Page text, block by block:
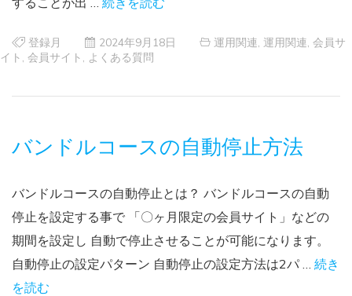
登録月 2024年9月18日 運用関連 運用関連 会員サ
イト 会員サイト よくある質問
バンドルコースの自動停止方法
バンドルコースの自動停止とは？ バンドルコースの自動
停止を設定する事で 「〇ヶ月限定の会員サイト」などの
期間を設定し 自動で停止させることが可能になります。
自動停止の設定パターン 自動停止の設定方法は2パ … 続き
を読む